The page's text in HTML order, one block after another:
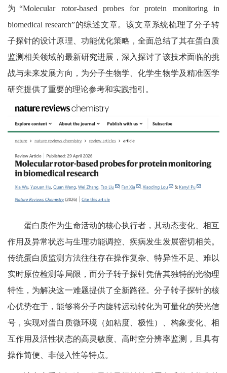
为“Molecular rotor-based probes for protein monitoring in
biomedical research”的综述文章。该文章系统梳理了分子转
子探针的设计原理、功能优化策略，全面总结了其在蛋白质
监测相关领域的最新研究进展，深入探讨了该技术面临的挑
战与未来发展方向，为分子生物学、化学生物学及精准医学
研究提供了重要的理论参考和实践指引。
蛋白质作为生命活动的核心执行者，其动态变化、相互
作用及异常状态与生理功能调控、疾病发生发展密切相关。
传统蛋白质监测方法往往存在操作复杂、特异性不足、难以
实时原位检测等局限，而分子转子探针凭借其独特的光物理
特性，为解决这一难题提供了全新路径。分子转子探针的核
心优势在于，能够将分子内旋转运动转化为可量化的荧光信
号，实现对蛋白质微环境（如粘度、极性）、构象变化、相
互作用及活性状态的高灵敏度、高时空分辨率监测，且具有
操作简便、非侵入性等特点。